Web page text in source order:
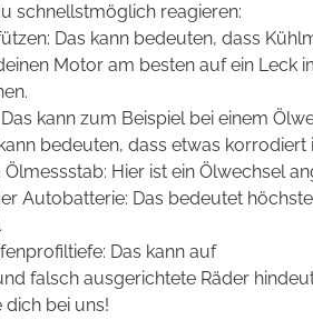
schnellstmöglich reagieren:
Das kann bedeuten, dass
Motor am besten auf ein Leck
kann zum Beispiel bei einem
bedeuten, dass etwas korrodiert
Hier ist ein Ölwechsel
Autobatterie: Das bedeutet
Das kann auf
falsch ausgerichtete Räder
bei uns!